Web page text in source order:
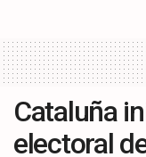
Cataluña
electoral